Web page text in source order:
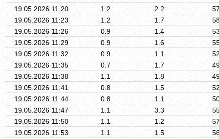
19.05.2026 11:20
1.2 2.2
19.05.2026 11:23
1.2 1.7
19.05.2026 11:26
0.9 1.4
19.05.2026 11:29
0.9 1.6
19.05.2026 11:32
0.9 1.1
19.05.2026 11:35
0.7 1.7
19.05.2026 11:38
1.1 1.8
19.05.2026 11:41
0.8 1.5
19.05.2026 11:44
0.8 1.1
19.05.2026 11:47
1.1 3.3
19.05.2026 11:50
1.1 1.2
19.05.2026 11:53
1.1 1.5